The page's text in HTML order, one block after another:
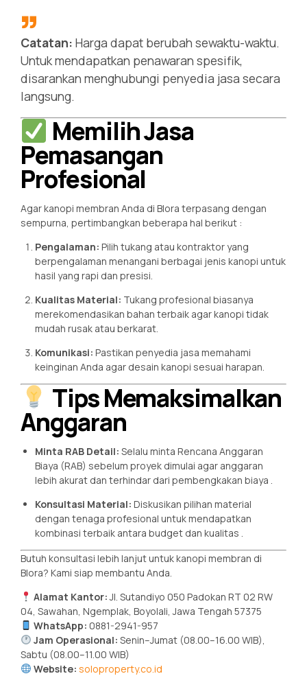
Catatan: Harga dapat berubah sewaktu-waktu.
Untuk mendapatkan penawaran spesifik,
disarankan menghubungi penyedia jasa secara
langsung.
Memilih Jasa
Pemasangan
Profesional
Agar kanopi membran Anda di Blora terpasang dengan
sempurna, pertimbangkan beberapa hal berikut :
Pengalaman: Pilih tukang atau kontraktor yang
berpengalaman menangani berbagai jenis kanopi untuk
hasil yang rapi dan presisi.
Kualitas Material: Tukang profesional biasanya
merekomendasikan bahan terbaik agar kanopi tidak
mudah rusak atau berkarat.
Komunikasi: Pastikan penyedia jasa memahami
keinginan Anda agar desain kanopi sesuai harapan.
Tips Memaksimalkan
Anggaran
Minta RAB Detail: Selalu minta Rencana Anggaran
Biaya (RAB) sebelum proyek dimulai agar anggaran
lebih akurat dan terhindar dari pembengkakan biaya
Konsultasi Material: Diskusikan pilihan material
dengan tenaga profesional untuk mendapatkan
kombinasi terbaik antara budget dan kualitas
Butuh konsultasi lebih lanjut untuk kanopi membran di
Blora? Kami siap membantu Anda.
Alamat Kantor:Jl. Sutandiyo 050 Padokan RT 02 RW
04, Sawahan, Ngemplak, Boyolali, Jawa Tengah 57375
WhatsApp: 0881-2941-957
Jam Operasional: Senin–Jumat (08.00–16.00 WIB),
Sabtu (08.00–11.00 WIB)
Website: soloproperty.co.id